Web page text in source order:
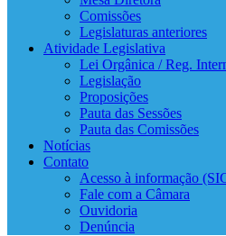
Comissões
Legislaturas anteriores
Atividade Legislativa
Lei Orgânica / Reg.
Legislação
Proposições
Pauta das Sessões
Pauta das Comissões
Notícias
Contato
Acesso à informação
Fale com a Câmara
Ouvidoria
Denúncia